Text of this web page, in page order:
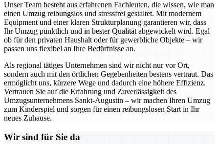
Unser Team besteht aus erfahrenen Fachleuten, die wissen, wie man
einen Umzug reibungslos und stressfrei gestaltet. Mit modernem
Equipment und einer klaren Strukturplanung garantieren wir, dass
Ihr Umzug pünktlich und in bester Qualität abgewickelt wird. Egal
ob für den privaten Haushalt oder für gewerbliche Objekte – wir
passen uns flexibel an Ihre Bedürfnisse an.
Als regional tätiges Unternehmen sind wir nicht nur vor Ort,
sondern auch mit den örtlichen Gegebenheiten bestens vertraut. Das
ermöglicht uns, kürzere Wege und dadurch eine höhere Effizienz.
Vertrauen Sie auf die Erfahrung und Zuverlässigkeit des
Umzugsunternehmens Sankt-Augustin – wir machen Ihren Umzug
zum Kinderspiel und sorgen für einen reibungslosen Start in Ihr
neues Zuhause.
Wir sind für Sie da